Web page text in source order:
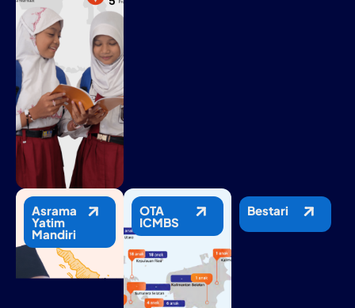
Asrama
Yatim
Mandiri
OTA
ICMBS
Bestari